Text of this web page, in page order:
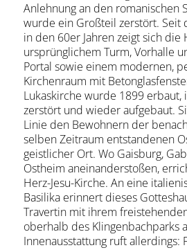
Anlehnung an den romanischen
wurde ein Großteil zerstört. Seit
in den 60er Jahren zeigt sich
ursprünglichem Turm, Vorhalle
Portal sowie einem modernen,
Kirchenraum mit
Lukaskirche wurde 1899 erbaut,
zerstört und wieder aufgebaut.
Linie den Bewohnern der
selben Zeitraum entstandenen
geistlicher Ort. Wo Gaisburg,
Ostheim aneinanderstoßen,
Herz-Jesu-Kirche. An eine
Basilika erinnert dieses
Travertin mit ihrem
oberhalb des Klingenbachparks
Innenausstattung ruft allerdings: